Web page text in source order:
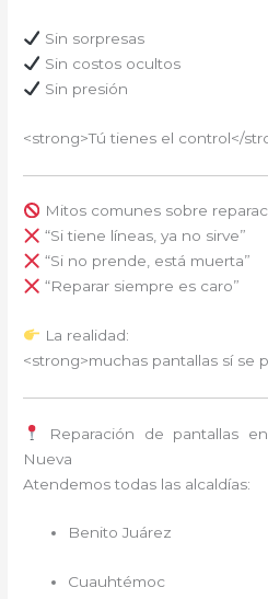
Sin sorpresas
Sin costos ocultos
Sin presión
<strong>Tú tienes el control</
Mitos comunes sobre
“Si tiene líneas, ya no sirve”
“Si no prende, está muerta”
“Reparar siempre es caro”
La realidad:
<strong>muchas pantallas sí se
Reparación de pantallas
Nueva
Atendemos todas las alcaldías:
Benito Juárez
Cuauhtémoc